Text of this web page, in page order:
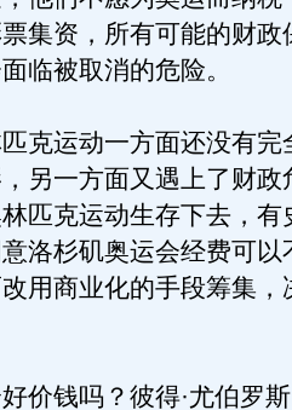
集资，所有可能的财政
临被取消的危险。
运动一方面还没有完
另一方面又遇上了财政
匹克运动生存下去，有
洛杉矶奥运会经费可以
用商业化的手段筹集，
钱吗？彼得·尤伯罗斯